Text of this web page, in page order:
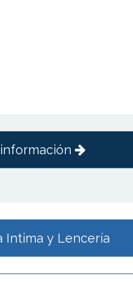
Intima y Lencería